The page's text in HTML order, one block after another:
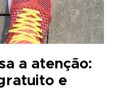
a atenção:
e